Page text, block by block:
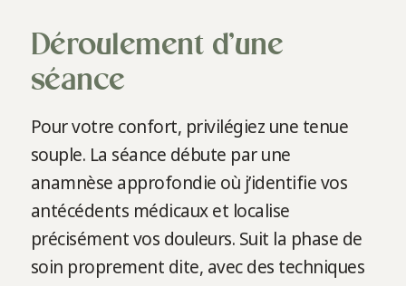
Déroulement d’une
séance
Pour votre confort, privilégiez une tenue
souple. La séance débute par une
anamnèse approfondie où j’identifie vos
antécédents médicaux et localise
précisément vos douleurs. Suit la phase de
soin proprement dite, avec des techniques